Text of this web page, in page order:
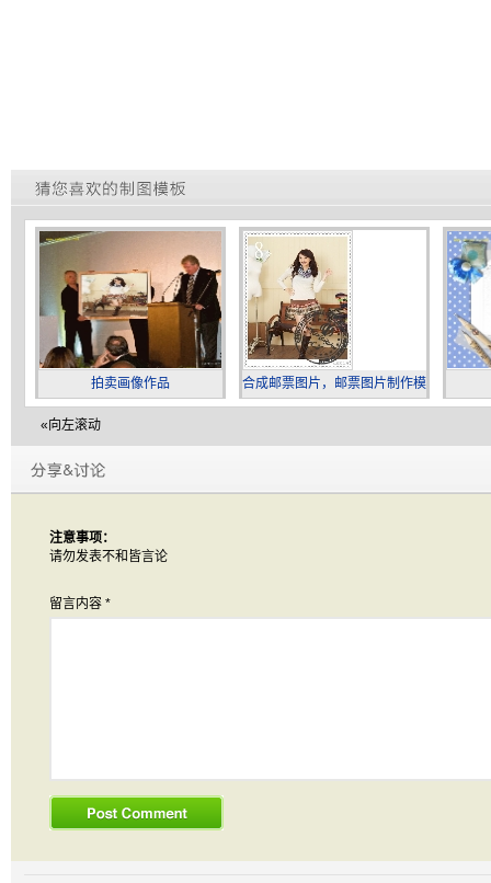
拍卖画像作品
合成邮票图片，邮票图片制作模
板
«向左滚动
注意事项：
请勿发表不和皆言论
留言内容 *